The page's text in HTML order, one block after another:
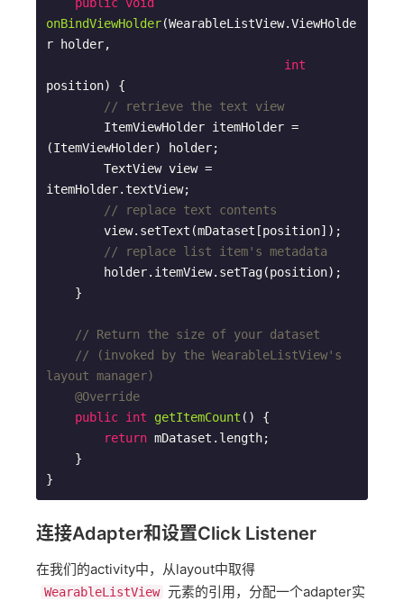
onBindViewHolder(WearableListView.ViewHolde
r holder,
int
position)
{
// retrieve the text view
(ItemViewHolder) holder;
itemHolder.textView;
// replace text contents
// replace list item's metadata
// Return the size of your dataset
// (invoked by the WearableListView's
layout manager)
@Override
public int getItemCount ()
{
return mDataset.length;
连接Adapter和设置Click Listener
在我们的activity中，从layout中取得
WearableListView 元素的引用，分配一个adapter实